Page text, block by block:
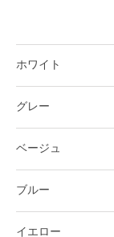
ホワイト
グレー
ベージュ
ブルー
イエロー